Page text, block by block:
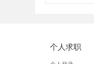
个人求职